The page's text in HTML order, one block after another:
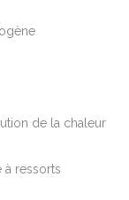
de la chaleur
à ressorts